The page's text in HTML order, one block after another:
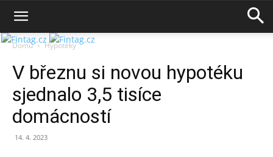
Domů Hypotéky
V březnu si novou hypotéku
sjednalo 3,5 tisíce
domácností
14. 4. 2023